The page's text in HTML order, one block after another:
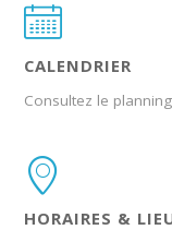
CALENDRIER
Consultez le
HORAIRES &